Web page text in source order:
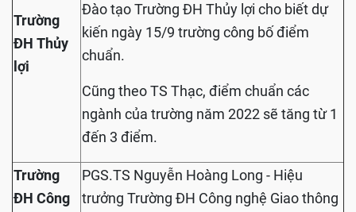
Trường
ĐH Thủy
lợi
Đào tạo Trường ĐH Thủy lợi cho biết dự
kiến ngày 15/9 trường công bố điểm
chuẩn.
Cũng theo TS Thạc, điểm chuẩn các
ngành của trường năm 2022 sẽ tăng từ 1
đến 3 điểm.
Trường
ĐH Công
PGS.TS Nguyễn Hoàng Long - Hiệu
trưởng Trường ĐH Công nghệ Giao thông